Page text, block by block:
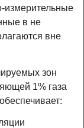
измерительные
в не
вне
зон
1% газа